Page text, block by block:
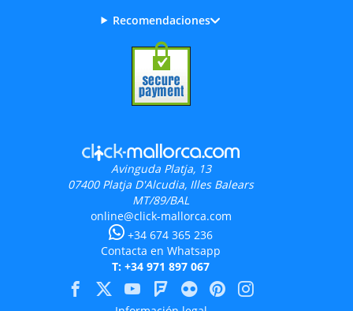
Recomendaciones
Avinguda Platja, 13
07400 Platja D'Alcudia, Illes Balears
MT/89/BAL
online@click-mallorca.com
+34 674 365 236
Contacta en Whatsapp
T: +34 971 897 067